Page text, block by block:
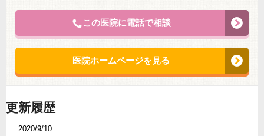
この医院に電話で相談
医院ホームページを見る
更新履歴
2020/9/10